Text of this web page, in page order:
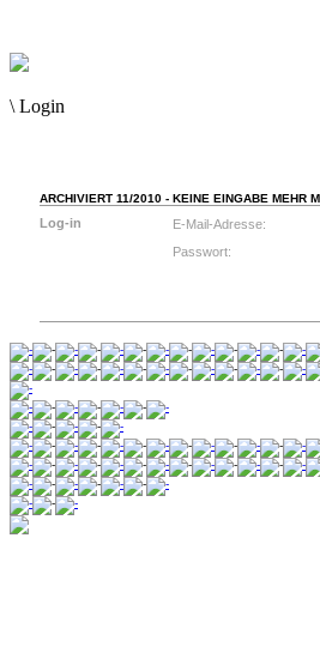
\ Login
ARCHIVIERT 11/2010 - KEINE EINGABE MEHR
Log-in
E-Mail-Adresse:
Passwort: